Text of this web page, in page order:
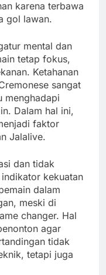
karena terbawa
gol lawan.
mental dan
tetap fokus,
Ketahanan
sangat
menghadapi
Dalam hal ini,
faktor
Jalalive.
dan tidak
kekuatan
dalam
meski di
changer. Hal
agar
tidak
tetapi juga